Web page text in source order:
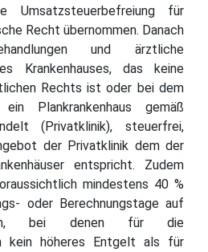
für
Recht übernommen. Danach
und ärztliche
Krankenhauses, das keine
Rechts ist oder bei dem
Plankrankenhaus gemäß
(Privatklinik), steuerfrei,
der Privatklinik dem der
entspricht. Zudem
mindestens 40 %
oder Berechnungstage auf
bei denen für die
kein höheres Entgelt als für